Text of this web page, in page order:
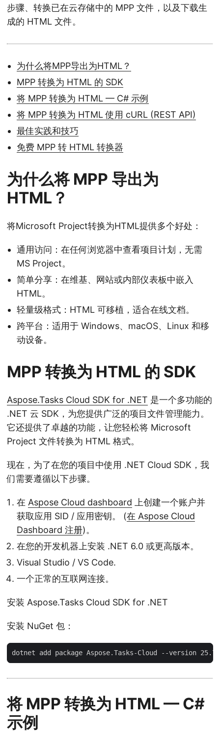
步骤、转换已在云存储中的 MPP 文件，以及下载生
成的 HTML 文件。
为什么将MPP导出为HTML？
MPP 转换为 HTML 的 SDK
将 MPP 转换为 HTML — C# 示例
将 MPP 转换为 HTML 使用 cURL (REST API)
最佳实践和技巧
免费 MPP 转 HTML 转换器
为什么将 MPP 导出为
HTML？
将Microsoft Project转换为HTML提供多个好处：
通用访问：在任何浏览器中查看项目计划，无需
MS Project。
简单分享：在维基、网站或内部仪表板中嵌入
HTML。
轻量级格式：HTML 可移植，适合在线文档。
跨平台：适用于 Windows、macOS、Linux 和移
动设备。
MPP 转换为 HTML 的 SDK
Aspose.Tasks Cloud SDK for .NET 是一个多功能的
.NET 云 SDK，为您提供广泛的项目文件管理能力。
它还提供了卓越的功能，让您轻松将 Microsoft
Project 文件转换为 HTML 格式。
现在，为了在您的项目中使用 .NET Cloud SDK，我
们需要遵循以下步骤。
在 Aspose Cloud dashboard 上创建一个账户并
获取应用 SID / 应用密钥。 (在 Aspose Cloud
Dashboard 注册)。
在您的开发机器上安装 .NET 6.0 或更高版本。
Visual Studio / VS Code.
一个正常的互联网连接。
安装 Aspose.Tasks Cloud SDK for .NET
安装 NuGet 包：
将 MPP 转换为 HTML — C#
示例